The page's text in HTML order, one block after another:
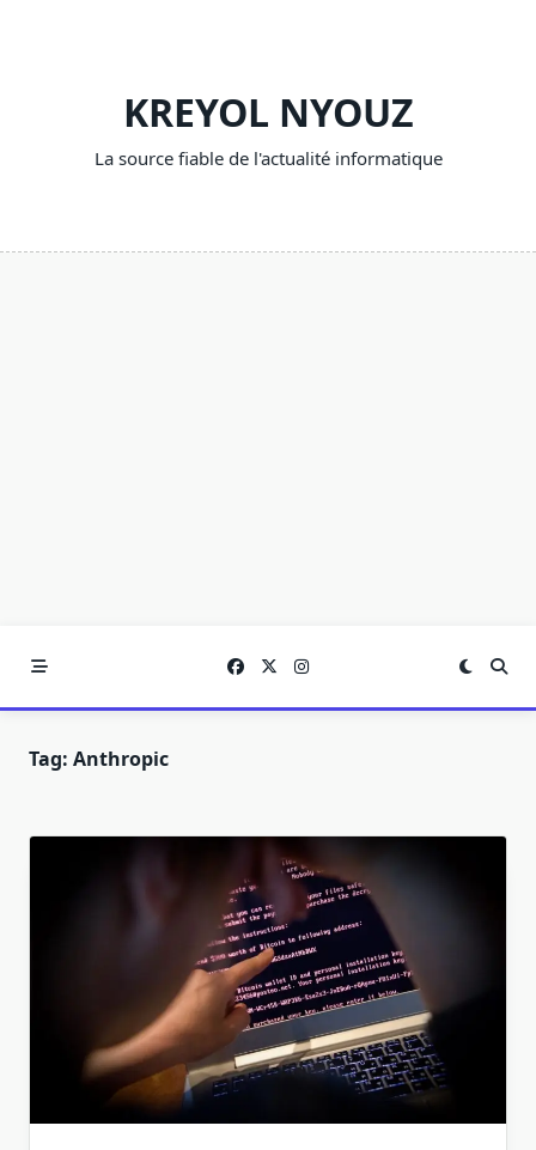
KREYOL NYOUZ
La source fiable de l'actualité informatique
Tag: Anthropic